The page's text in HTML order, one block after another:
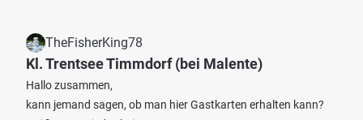
TheFisherKing78
Kl. Trentsee Timmdorf (bei Malente)
Hallo zusammen,
kann jemand sagen, ob man hier Gastkarten erhalten kann?